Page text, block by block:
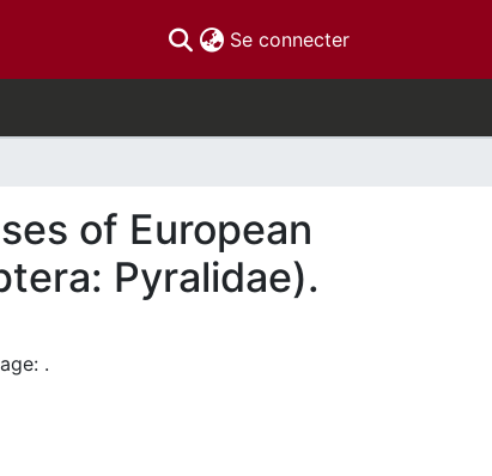
Se connecter(current)
of European
Pyralidae).
.